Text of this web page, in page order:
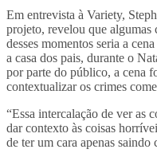
Em entrevista à Variety,
projeto, revelou que algumas
desses momentos seria a
a casa dos pais, durante o
por parte do público, a cena
contextualizar os crimes
“Essa intercalação de ver as
dar contexto às coisas
de ter um cara apenas saindo